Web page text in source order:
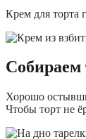
Крем для торта
Собираем
Хорошо
Чтобы торт не